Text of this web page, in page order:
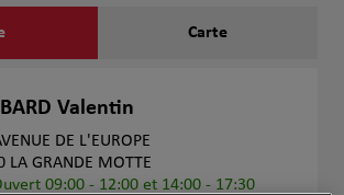
Carte
Valentin
DE L'EUROPE
LA GRANDE MOTTE
09:00 - 12:00 et 14:00 - 17:30